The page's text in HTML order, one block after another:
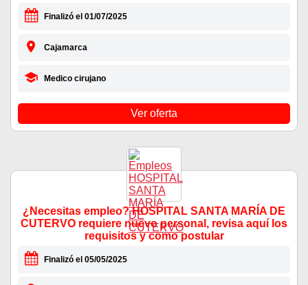
Finalizó el 01/07/2025
Cajamarca
Medico cirujano
Ver oferta
¿Necesitas empleo? HOSPITAL SANTA MARÍA DE
CUTERVO requiere nuevo personal, revisa aquí los
requisitos y como postular
Finalizó el 05/05/2025